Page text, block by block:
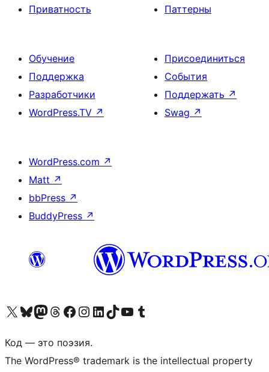
Приватность
Паттерны
Обучение
Поддержка
Разработчики
WordPress.TV ↗
Присоединиться
События
Поддержать ↗
Swag ↗
WordPress.com ↗
Matt ↗
bbPress ↗
BuddyPress ↗
Посетите нас в X (ранее Twitter)
Посетите нашу учётную запись в Bluesky
Посетите нашу ленту в Mastodon
Посетите нашу учётную запись в Threads
Посетите нашу страницу на Facebook
Посетите наш Instagram
Посетите нашу страницу в LinkedIn
Посетите нашу учётную запись в TikTok
Посетите наш канал YouTube
Посетите нашу учётную запись в Tumblr
Код — это поэзия.
The WordPress® trademark is the intellectual property